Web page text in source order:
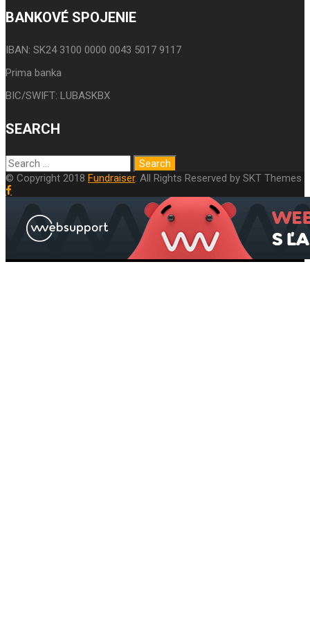
BANKOVÉ SPOJENIE
IBAN: SK24 3100 0000 0043 5017 9117
Prima banka
BIC/SWIFT: LUBASKBX
SEARCH
© Copyright 2018 Fundraiser. All Rights Reserved by SKT Themes